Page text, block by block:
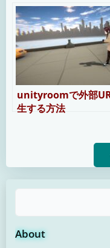
unityroomで外部
生する方法
About